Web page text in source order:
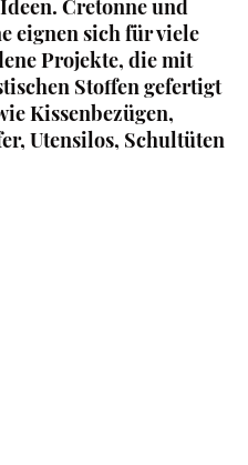
Cretonne und
eignen sich für viele
Projekte, die mit
Stoffen gefertigt
Kissenbezügen,
Utensilos, Schultüten